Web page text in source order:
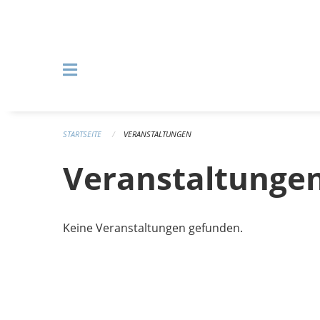
STARTSEITE VERANSTALTUNGEN
Keine Veranstaltungen gefunden.